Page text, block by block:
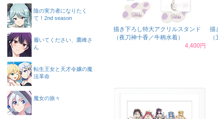
描き下ろし特大アクリルスタンド
（夜刀神十香／牛柄水着）
4,400円
描
陰の実力者になりたく
て！2nd season
履いてください、鷹峰さ
ん
転生王女と天才令嬢の魔
法革命
魔女の旅々